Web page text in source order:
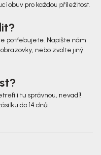
obuv pro každou příležitost.
potřebujete. Napište nám
nebo zvolte jiný
tu správnou, nevadí!
do 14 dnů.